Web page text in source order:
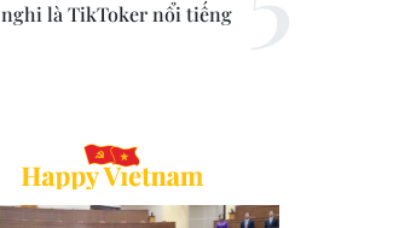
nghi là TikToker nổi tiếng